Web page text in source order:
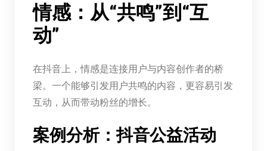
情感：从“共鸣”到“互
动”
在抖音上，情感是连接用户与内容创作者的桥
梁。一个能够引发用户共鸣的内容，更容易引发
互动，从而带动粉丝的增长。
案例分析：抖音公益活动